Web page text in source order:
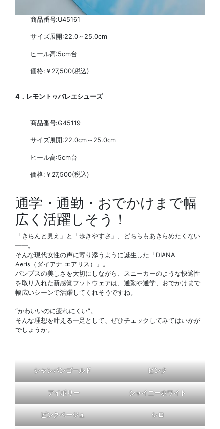
商品番号:U45161
サイズ展開:22.0～25.0cm
ヒール高:5cm台
価格:￥27,500(税込)
4．レモントゥバレエシューズ
商品番号:G45119
サイズ展開:22.0cm～25.0cm
ヒール高:5cm台
価格:￥27,500(税込)
通学・通勤・おでかけまで幅
広く活躍しそう！
「きちんと見え」と「歩きやすさ」、どちらもあきらめたくない
――。
そんな現代女性の声に寄り添うように誕生した「DIANA
Aeris（ダイアナ エアリス）」。
パンプスの美しさを大切にしながら、スニーカーのような快適性
を取り入れた新感覚フットウェアは、通勤や通学、おでかけまで
幅広いシーンで活躍してくれそうですね。
“かわいいのに疲れにくい”。
そんな理想を叶える一足として、ぜひチェックしてみてはいかが
でしょうか。
シャンパンゴールド ピンク
アイボリー シャイニーホワイト
ピンクベージュ シロ